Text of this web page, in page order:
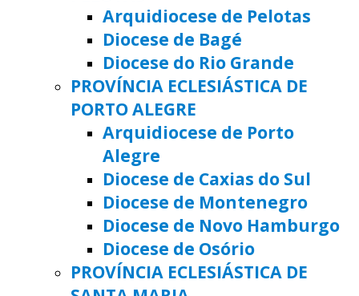
Arquidiocese de Pelotas
Diocese de Bagé
Diocese do Rio Grande
PROVÍNCIA ECLESIÁSTICA DE
PORTO ALEGRE
Arquidiocese de Porto
Alegre
Diocese de Caxias do Sul
Diocese de Montenegro
Diocese de Novo Hamburgo
Diocese de Osório
PROVÍNCIA ECLESIÁSTICA DE